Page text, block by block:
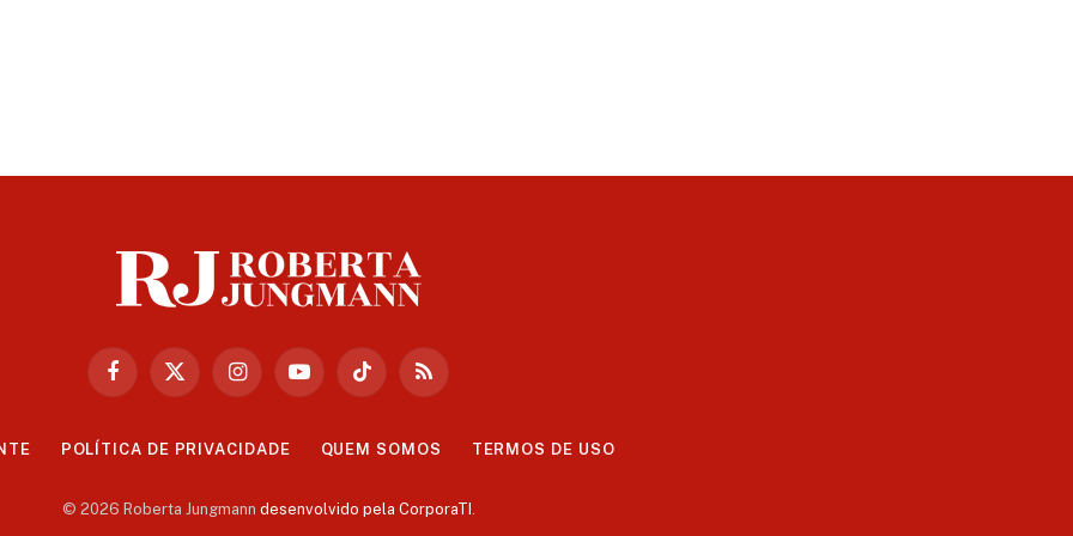
Facebook
X
InstagramYouTubeTikTok RSS
POLÍTICA DE PRIVACIDADE QUEM SOMOS TERMOS DE USO
© 2026 Roberta Jungmann desenvolvido pela CorporaTI .